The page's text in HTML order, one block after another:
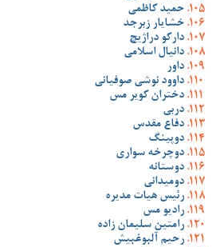
حمید کاظمی
خشایار زبرجد
دارکو دراژیچ
دانیال اسلامی
داور
داوود نوشی صوفیانی
دختران کویر مس
دربی
دفاع مقدس
دوپینگ
دوچرخه سواری
دوستانه
دومیدانی
رئیس هیات مدیره
رادیو مس
رامتین سلیمان زاده
رحیم آلبوغبیش